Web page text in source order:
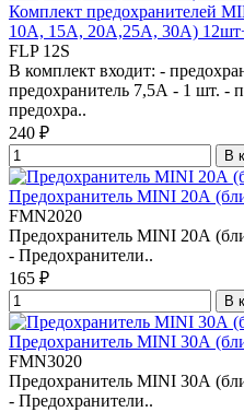
Комплект предохранителей
10A, 15A, 20A,25A, 30A)
FLP 12S
В комплект входит: -
предохранитель 7,5А - 1 шт. -
предохра..
240 ₽
В
Предохранитель MINI 20А
FMN2020
Предохранитель MINI 20А
- Предохранители..
165 ₽
В
Предохранитель MINI 30А
FMN3020
Предохранитель MINI 30А
- Предохранители..